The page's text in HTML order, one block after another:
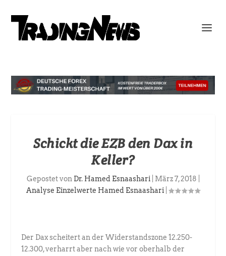
Schickt die EZB den Dax in
Keller?
Gepostet von Dr. Hamed Esnaashari| März 7, 2018
Analyse Einzelwerte Hamed Esnaashari
Der Dax scheitert an der Widerstandszone 12.250-
12.300, verharrt aber nach wie vor oberhalb der